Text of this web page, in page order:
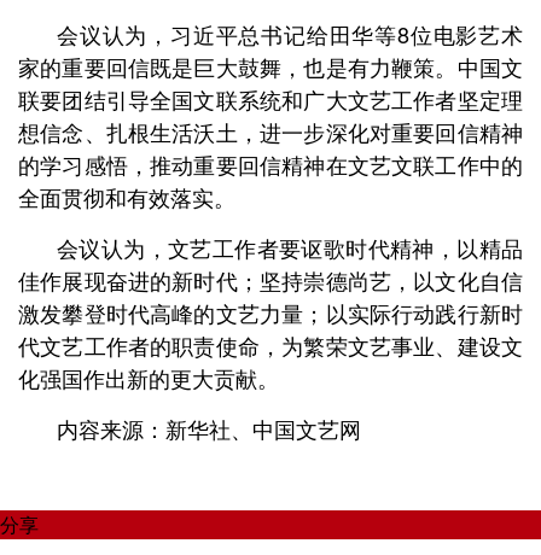
会议认为，习近平总书记给田华等8位电影艺术
家的重要回信既是巨大鼓舞，也是有力鞭策。中国文
联要团结引导全国文联系统和广大文艺工作者坚定理
想信念、扎根生活沃土，进一步深化对重要回信精神
的学习感悟，推动重要回信精神在文艺文联工作中的
全面贯彻和有效落实。
会议认为，文艺工作者要讴歌时代精神，以精品
佳作展现奋进的新时代；坚持崇德尚艺，以文化自信
激发攀登时代高峰的文艺力量；以实际行动践行新时
代文艺工作者的职责使命，为繁荣文艺事业、建设文
化强国作出新的更大贡献。
内容来源：新华社、中国文艺网
分享